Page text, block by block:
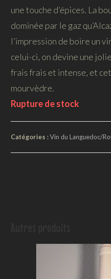
une touche d’épices. La
dominée par le gaz
l’impression de boire un
celui-ci, on devine une
frais frais et intense, et
mourvèdre.
Rupture de stock
Catégories :Vin du Languedoc/